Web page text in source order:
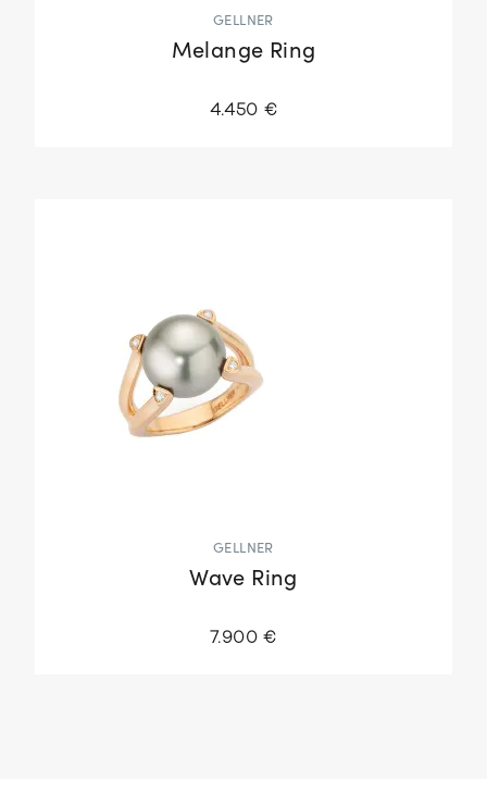
GELLNER
Melange Ring
4.450 €
GELLNER
Wave Ring
7.900 €